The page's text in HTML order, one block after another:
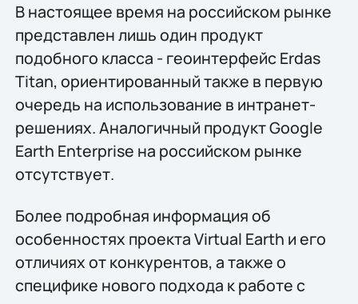
В настоящее время на российском рынке
представлен лишь один продукт
подобного класса - геоинтерфейс Erdas
Titan, ориентированный также в первую
очередь на использование в интранет-
решениях. Аналогичный продукт Google
Earth Enterprise на российском рынке
отсутствует.
Более подробная информация об
особенностях проекта Virtual Earth и его
отличиях от конкурентов, а также о
специфике нового подхода к работе с